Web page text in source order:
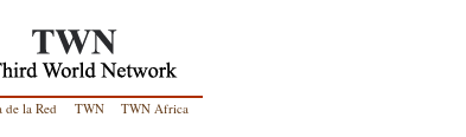
TWN Africa
TWN
de la Red